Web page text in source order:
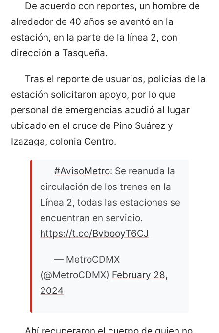
De acuerdo con reportes, un hombre de
alrededor de 40 años se aventó en la
estación, en la parte de la línea 2, con
dirección a Tasqueña.
Tras el reporte de usuarios, policías de la
estación solicitaron apoyo, por lo que
personal de emergencias acudió al lugar
ubicado en el cruce de Pino Suárez y
Izazaga, colonia Centro.
#AvisoMetro: Se reanuda la
circulación de los trenes en la
Línea 2, todas las estaciones se
encuentran en servicio.
https://t.co/BvbooyT6CJ
— MetroCDMX
(@MetroCDMX) February 28,
2024
Ahí recuperaron el cuerpo de quien no